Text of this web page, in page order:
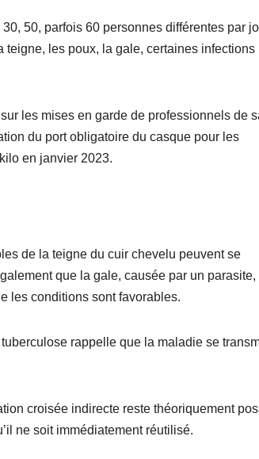
50, parfois 60 personnes différentes par
les poux, la gale, certaines infections
les mises en garde de professionnels de
du port obligatoire du casque pour les
en janvier 2023.
de la teigne du cuir chevelu peuvent se
que la gale, causée par un parasite,
les conditions sont favorables.
rappelle que la maladie se
croisée indirecte reste théoriquement
ne soit immédiatement réutilisé.